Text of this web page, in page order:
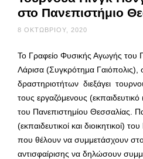
στο Πανεπιστήμιο
8 ΟΚΤΩΒΡΊΟΥ, 2020
Το Γραφείο Φυσικής Αγωγής του
Λάρισα (Συγκρότημα Γαιόπολις),
δραστηριοτήτων διεξάγει
τους εργαζόμενους
του Πανεπιστημίου Θεσσαλίας.
(εκπαιδευτικοί και διοικητικοί)
που θέλουν να συμμετάσχουν
αντισφαίρισης να δηλώσουν